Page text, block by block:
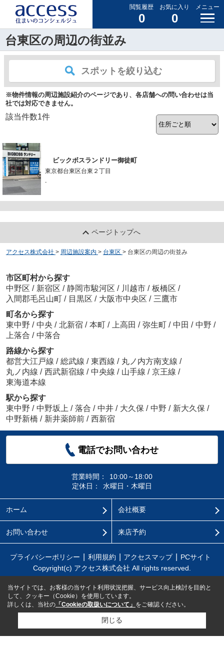
閲覧履歴
0
お気に入り
0
メニュー
台東区の周辺の街並み
スポットを絞り込む
※物件情報の周辺施設紹介のページであり、各店舗への問い合わせは当
社では対応できません。
該当件数1件
ビックボスランドリー御徒町
東京都台東区台東２丁目
-
ページトップへ
アクセス株式会社 > 周辺施設案内 > 台東区 > 台東区の周辺の街並み
市区町村から探す
中野区 / 新宿区 / 静岡市駿河区 / 川越市 / 板橋区 /
入間郡毛呂山町 / 目黒区 / 大阪市中央区 / 三鷹市
町名から探す
東中野 / 中央 / 北新宿 / 本町 / 上高田 / 弥生町 / 中田 / 中野 /
上落合 / 中落合
路線から探す
都営大江戸線 / 総武線 / 東西線 / 丸ノ内方南支線 /
丸ノ内線 / 西武新宿線 / 中央線 / 山手線 / 京王線 /
東海道本線
駅から探す
東中野 / 中野坂上 / 落合 / 中井 / 大久保 / 中野 / 新大久保 /
中野新橋 / 新井薬師前 / 西新宿
電話でお問い合わせ
営業時間：
10:00～18:00
定休日：
水曜日・木曜日
ホーム 会社概要
お問い合わせ 来店予約
プライバシーポリシー 利用規約 アクセスマップ
PCサイト
Copyright(c) アクセス株式会社 All rights reserved.
当サイトでは、お客様の当サイト利用状況把握、サービス向上検討を目的と
して、クッキー（Cookie）を使用しています。
詳しくは、当社の 「Cookieの取扱いについて」 をご確認ください。
閉じる